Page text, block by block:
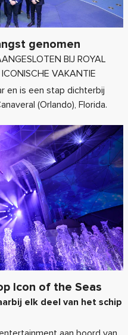
genomen
BIJ ROYAL
VAKANTIE
en is een stap dichterbij
(Orlando), Florida.
Icon of the Seas
elk deel van het schip